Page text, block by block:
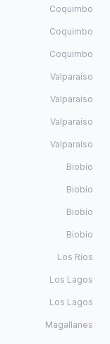
Coquimbo
Coquimbo
Coquimbo
Valparaíso
Valparaíso
Valparaíso
Valparaíso
Biobío
Biobío
Biobío
Biobío
Los Ríos
Los Lagos
Los Lagos
Magallanes